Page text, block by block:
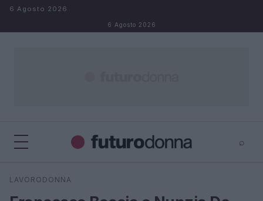
Salta al contenuto
6 Agosto 2026
6 Agosto 2026
⌕
Cerca
LAVORODONNA